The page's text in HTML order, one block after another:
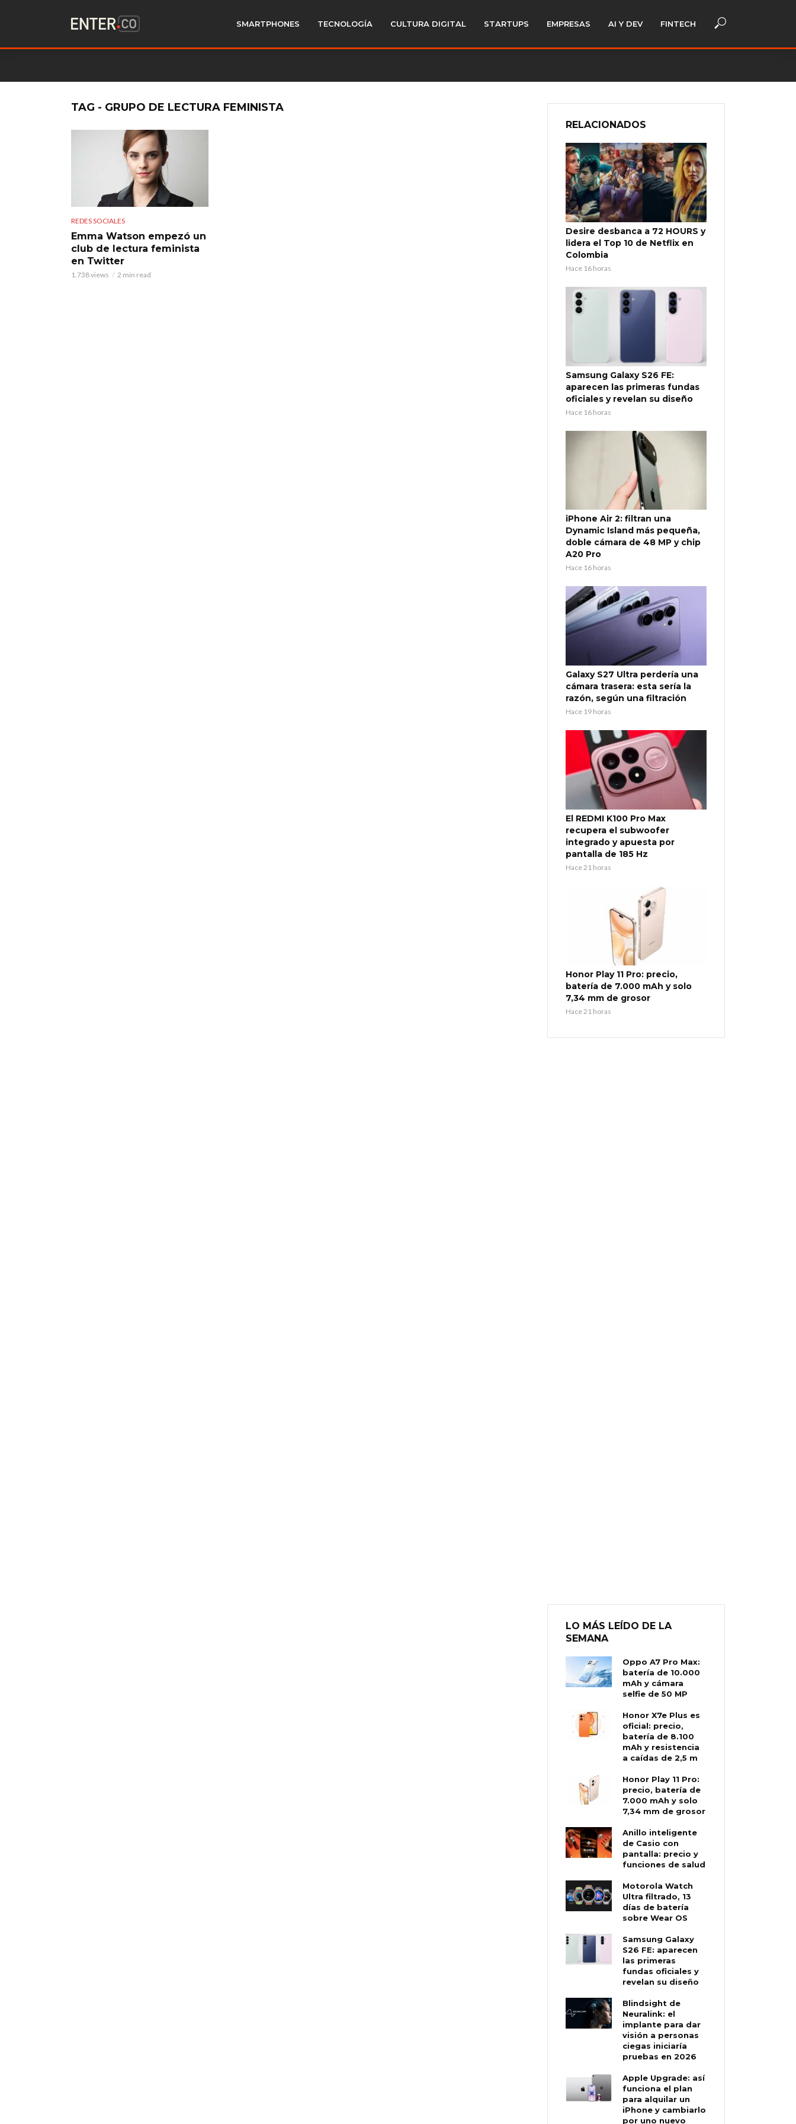
SMARTPHONES TECNOLOGÍA CULTURA DIGITAL STARTUPS EMPRESAS AI Y DEV FINTECH
TAG - GRUPO DE LECTURA FEMINISTA
REDES SOCIALES
Emma Watson empezó un
club de lectura feminista
en Twitter
1.738 views 2 min read
RELACIONADOS
Desire desbanca a 72 HOURS y
lidera el Top 10 de Netflix en
Colombia
Hace 16 horas
Samsung Galaxy S26 FE:
aparecen las primeras fundas
oficiales y revelan su diseño
Hace 16 horas
iPhone Air 2: filtran una
Dynamic Island más pequeña,
doble cámara de 48 MP y chip
A20 Pro
Hace 16 horas
Galaxy S27 Ultra perdería una
cámara trasera: esta sería la
razón, según una filtración
Hace 19 horas
El REDMI K100 Pro Max
recupera el subwoofer
integrado y apuesta por
pantalla de 185 Hz
Hace 21 horas
Honor Play 11 Pro: precio,
batería de 7.000 mAh y solo
7,34 mm de grosor
Hace 21 horas
LO MÁS LEÍDO DE LA
SEMANA
Oppo A7 Pro Max:
batería de 10.000
mAh y cámara
selfie de 50 MP
Honor X7e Plus es
oficial: precio,
batería de 8.100
mAh y resistencia
a caídas de 2,5 m
Honor Play 11 Pro:
precio, batería de
7.000 mAh y solo
7,34 mm de grosor
Anillo inteligente
de Casio con
pantalla: precio y
funciones de salud
Motorola Watch
Ultra filtrado, 13
días de batería
sobre Wear OS
Samsung Galaxy
S26 FE: aparecen
las primeras
fundas oficiales y
revelan su diseño
Blindsight de
Neuralink: el
implante para dar
visión a personas
ciegas iniciaría
pruebas en 2026
Apple Upgrade: así
funciona el plan
para alquilar un
iPhone y cambiarlo
por uno nuevo